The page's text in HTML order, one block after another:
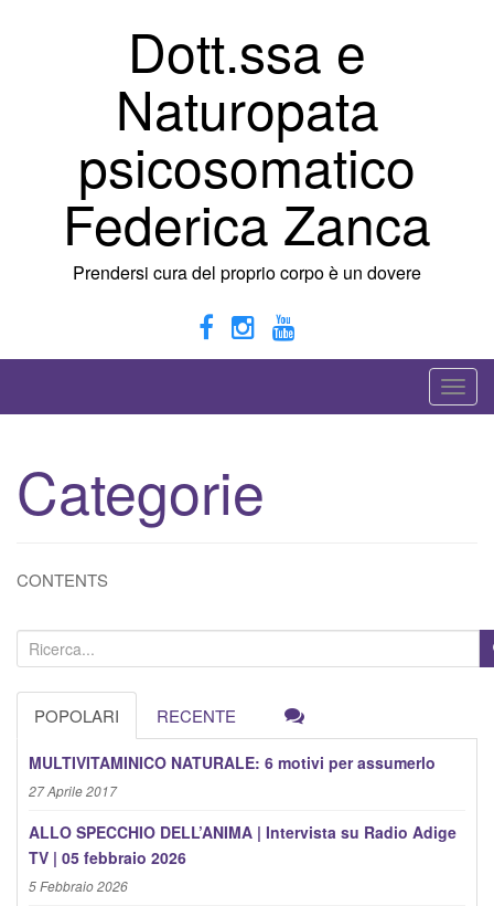
Dott.ssa e
Naturopata
psicosomatico
Federica Zanca
Prendersi cura del proprio corpo è un dovere
A
t
a
l
Categorie
CONTENTS
e
r
POPOLARI RECENTE
MULTIVITAMINICO NATURALE: 6 motivi per assumerlo
27 Aprile 2017
ALLO SPECCHIO DELL’ANIMA | Intervista su Radio Adige
TV | 05 febbraio 2026
5 Febbraio 2026